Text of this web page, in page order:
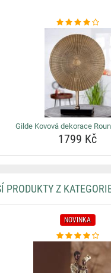
Gilde Kovová dekorace
1799 Kč
PRODUKTY Z
NOVINKA